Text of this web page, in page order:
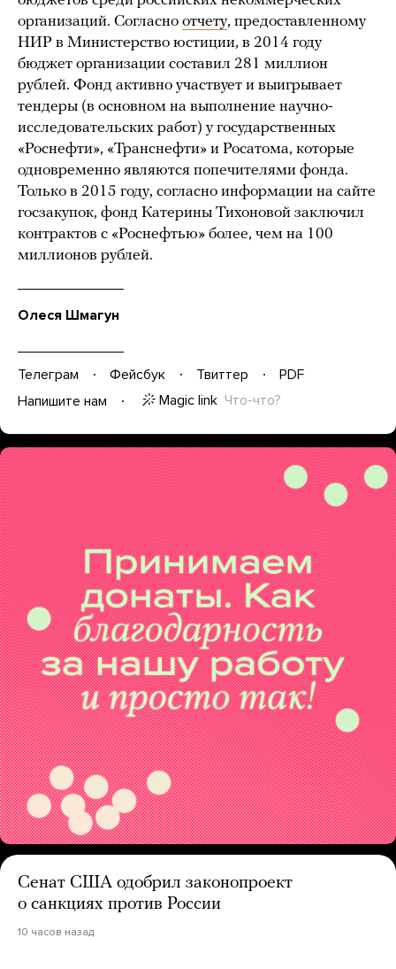
организаций. Согласно отчету, предоставленному
НИР в Министерство юстиции, в 2014 году
бюджет организации составил 281 миллион
рублей. Фонд активно участвует и выигрывает
тендеры (в основном на выполнение научно-
исследовательских работ) у государственных
«Роснефти», «Транснефти» и Росатома, которые
одновременно являются попечителями фонда.
Только в 2015 году, согласно информации на сайте
госзакупок, фонд Катерины Тихоновой заключил
контрактов с «Роснефтью» более, чем на 100
миллионов рублей.
Олеся Шмагун
Телеграм Фейсбук Твиттер
PDF
Напишите нам
Magic link Что-что?
Сенат США одобрил законопроект
о санкциях против России
10 часов назад